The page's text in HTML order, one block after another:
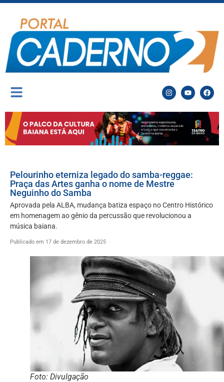
Pelourinho eterniza legado do samba-reggae:
Praça das Artes ganha o nome de Mestre
Neguinho do Samba
Aprovada pela ALBA, mudança batiza espaço no Centro Histórico
em homenagem ao gênio da percussão que revolucionou a
música baiana.
Publicado em 17 de dezembro de 2025
Foto: Divulgação